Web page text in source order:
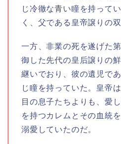
じ冷徹な青い瞳を持って
く、父である皇帝譲りの
一方、非業の死を遂げた
御した先代の皇后譲りの
継いでおり、彼の遺児で
じ瞳を持っていた。皇帝
目の息子たちよりも、愛
を持つカレムとその血統
溺愛していたのだ。